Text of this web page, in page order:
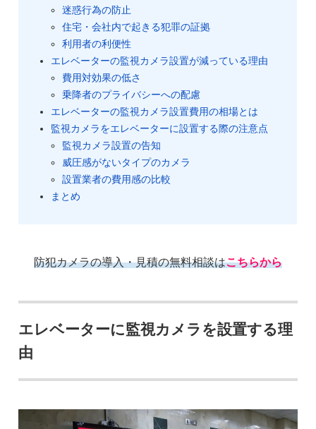
迷惑行為の防止
住宅・会社内で起きる犯罪の証拠
利用者の利便性
エレベーターの監視カメラ設置が減っている理由
費用対効果の低さ
乗降者のプライバシーへの配慮
エレベーターの監視カメラ設置費用の相場とは
監視カメラをエレベーターに設置する際の注意点
監視カメラ設置の告知
威圧感がないタイプのカメラ
設置業者の費用感の比較
まとめ
防犯カメラの導入・見積の無料相談はこちらから
エレベーターに監視カメラを設置する理
由